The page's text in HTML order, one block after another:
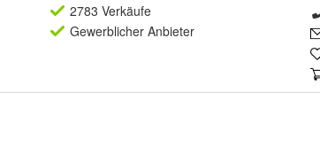
2783 Verkäufe
Gewerblicher Anbieter